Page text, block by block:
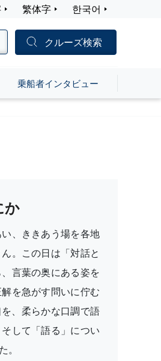
繁体字 한국어
クルーズ検索
乗船者インタビュー
か
、ききあう場を各地
。この日は「対話と
言葉の奥にある姿を
を急がす問いに佇む
、柔らかな口調で語
して「語る」につい
。